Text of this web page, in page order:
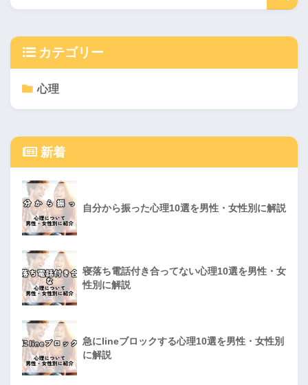
カテゴリー
心理
新着
自分から振った心理10選を男性・女性別に解説
寝落ち電話付き合ってない心理10選を男性・女
性別に解説
急にlineブロックする心理10選を男性・女性別
に解説